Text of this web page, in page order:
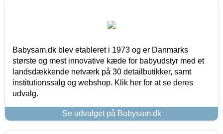
Babysam.dk blev etableret i 1973 og er Danmarks
største og mest innovative kæde for babyudstyr med et
landsdækkende netværk på 30 detailbutikker, samt
institutionssalg og webshop. Klik her for at se deres
udvalg.
Se udvalget på Babysam.dk